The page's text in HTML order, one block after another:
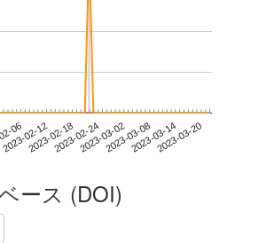
06
2023-02-122023-02-182023-02-242023-03-022023-03-082023-03-142023-03-20
ース (DOI)